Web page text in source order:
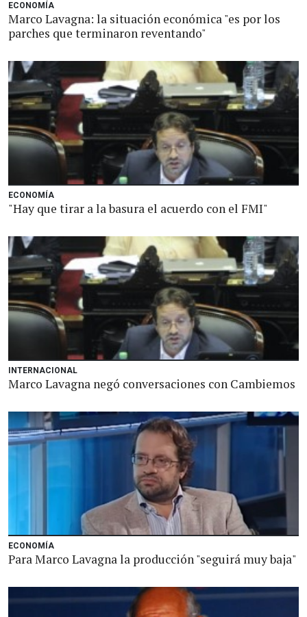
ECONOMÍA
Marco Lavagna: la situación económica "es por los
parches que terminaron reventando"
ECONOMÍA
"Hay que tirar a la basura el acuerdo con el FMI"
INTERNACIONAL
Marco Lavagna negó conversaciones con Cambiemos
ECONOMÍA
Para Marco Lavagna la producción "seguirá muy baja"